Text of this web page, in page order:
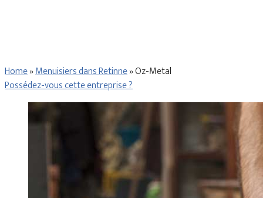
Home»Menuisiers dans Retinne»Oz-Metal
Possédez-vous cette entreprise ?